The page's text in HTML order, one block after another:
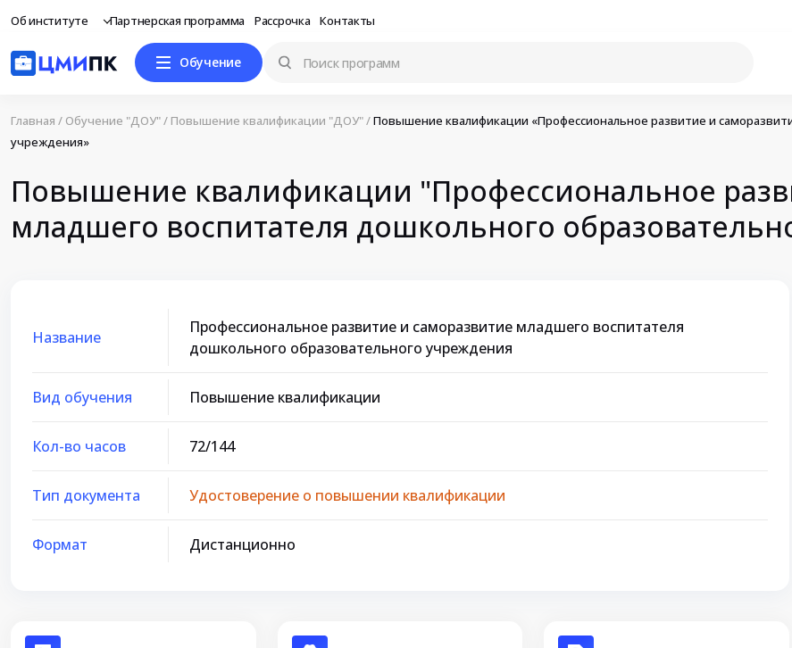
Об институте Партнерская программа Рассрочка Контакты
Обучение
Главная / Обучение "ДОУ"/ Повышение квалификации "ДОУ"/Повышение квалификации «Профессиональное развитие и
учреждения»
Повышение квалификации "Профессиональное
младшего воспитателя дошкольного
Название
Профессиональное развитие и саморазвитие младшего воспитателя
дошкольного образовательного учреждения
Вид обучения Повышение квалификации
Кол-во часов 72/144
Тип документа Удостоверение о повышении квалификации
Формат Дистанционно